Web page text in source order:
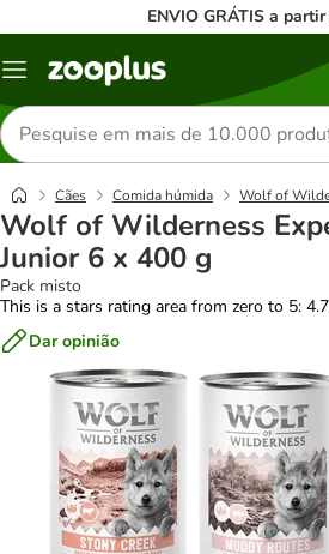
ENVIO GRÁTIS a
Menu
Pesquisar
produtos
Cães Comida húmida Wolf of
Wolf of Wilderness
Junior 6 x 400 g
Pack misto
This is a stars rating area from zero to 5:
Dar opinião